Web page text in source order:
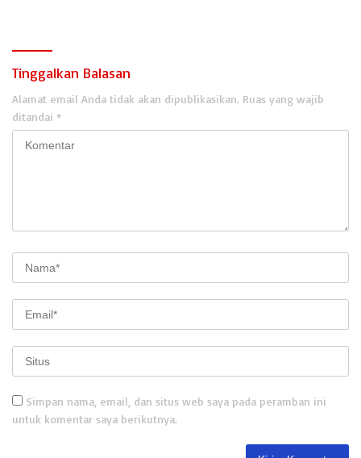
Tinggalkan Balasan
Alamat email Anda tidak akan dipublikasikan. Ruas yang wajib
ditandai *
Simpan nama, email, dan situs web saya pada peramban ini
untuk komentar saya berikutnya.